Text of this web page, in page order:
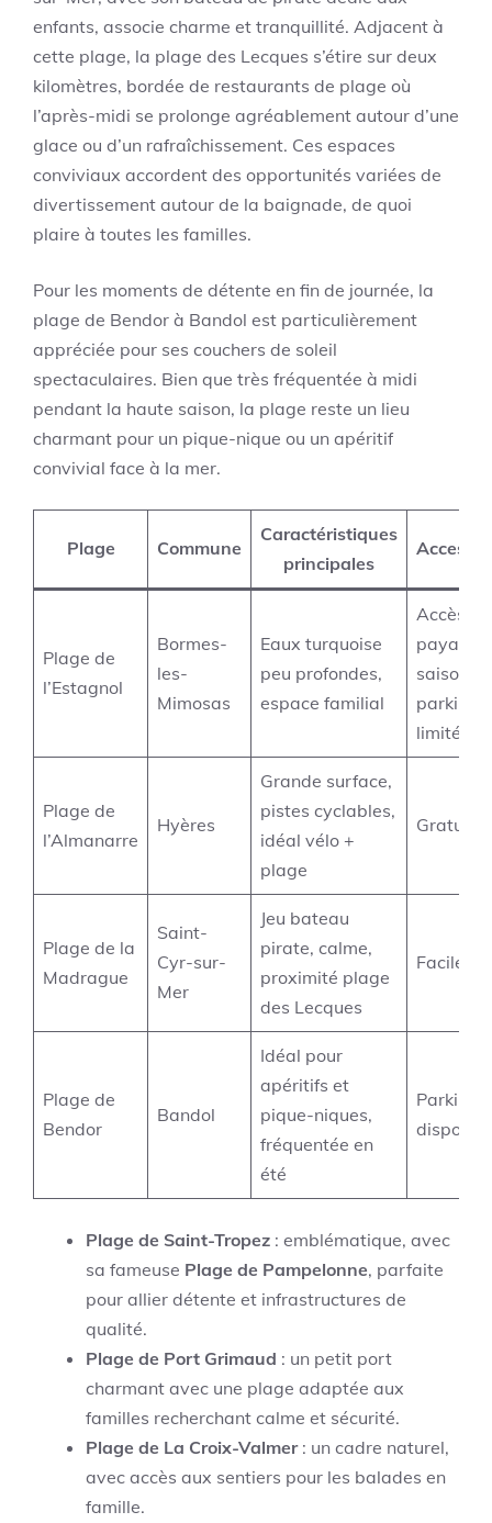
enfants, associe charme et tranquillité. Adjacent à
cette plage, la plage des Lecques s’étire sur deux
kilomètres, bordée de restaurants de plage où
l’après-midi se prolonge agréablement autour d’une
glace ou d’un rafraîchissement. Ces espaces
conviviaux accordent des opportunités variées de
divertissement autour de la baignade, de quoi
plaire à toutes les familles.
Pour les moments de détente en fin de journée, la
plage de Bendor à Bandol est particulièrement
appréciée pour ses couchers de soleil
spectaculaires. Bien que très fréquentée à midi
pendant la haute saison, la plage reste un lieu
charmant pour un pique-nique ou un apéritif
convivial face à la mer.
Plage Commune
Caractéristiques
principales
Plage de
l’Estagnol
Bormes-
les-
Mimosas
Eaux turquoise
peu profondes,
espace familial
Accès
payant
saison,
parking
limité
Plage de
l’Almanarre
Hyères
Grande surface,
pistes cyclables,
idéal vélo +
plage
Gratuit
Plage de la
Madrague
Saint-
Cyr-sur-
Mer
Jeu bateau
pirate, calme,
proximité plage
des Lecques
Facile
Plage de
Bendor
Bandol
Idéal pour
apéritifs et
pique-niques,
fréquentée en
été
Parking
Plage de Saint-Tropez : emblématique, avec
sa fameuse Plage de Pampelonne, parfaite
pour allier détente et infrastructures de
qualité.
Plage de Port Grimaud : un petit port
charmant avec une plage adaptée aux
familles recherchant calme et sécurité.
Plage de La Croix-Valmer: un cadre naturel,
avec accès aux sentiers pour les balades en
famille.